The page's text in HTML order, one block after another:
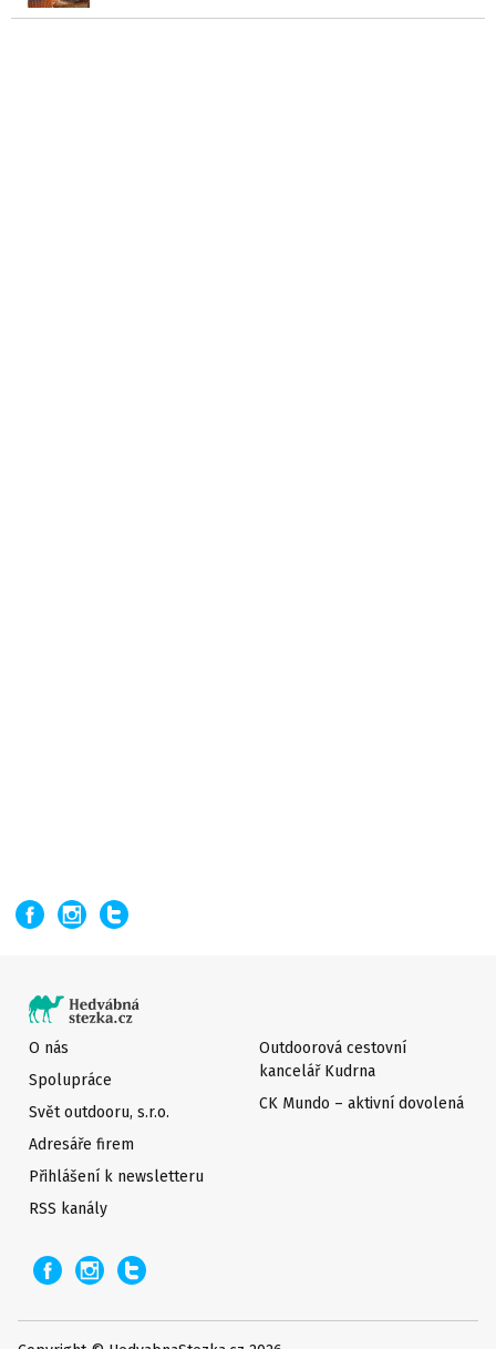
O nás
Spolupráce
Svět outdooru, s.r.o.
Adresáře firem
Přihlášení k newsletteru
Outdoorová cestovní
kancelář Kudrna
CK Mundo – aktivní dovolená
RSS kanály